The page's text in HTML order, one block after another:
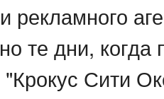
рекламного
те дни, когда
Сити